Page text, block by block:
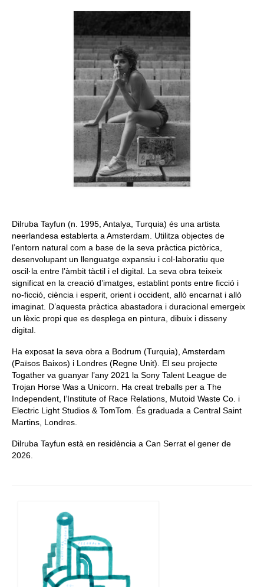
Dilruba Tayfun (n. 1995, Antalya, Turquia) és una artista
neerlandesa establerta a Amsterdam. Utilitza objectes de
l’entorn natural com a base de la seva pràctica pictòrica,
desenvolupant un llenguatge expansiu i col·laboratiu que
oscil·la entre l’àmbit tàctil i el digital. La seva obra teixeix
significat en la creació d’imatges, establint ponts entre ficció i
no-ficció, ciència i esperit, orient i occident, allò encarnat i allò
imaginat. D’aquesta pràctica abastadora i duracional emergeix
un lèxic propi que es desplega en pintura, dibuix i disseny
digital.
Ha exposat la seva obra a Bodrum (Turquia), Amsterdam
(Països Baixos) i Londres (Regne Unit). El seu projecte
Togather va guanyar l’any 2021 la Sony Talent League de
Trojan Horse Was a Unicorn. Ha creat treballs per a The
Independent, l’Institute of Race Relations, Mutoid Waste Co. i
Electric Light Studios & TomTom. És graduada a Central Saint
Martins, Londres.
Dilruba Tayfun està en residència a Can Serrat el gener de
2026.